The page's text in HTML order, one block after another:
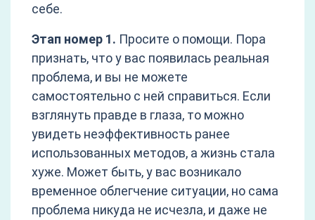
себе.
Этап номер 1. Просите о помощи. Пора
признать, что у вас появилась реальная
проблема, и вы не можете
самостоятельно с ней справиться. Если
взглянуть правде в глаза, то можно
увидеть неэффективность ранее
использованных методов, а жизнь стала
хуже. Может быть, у вас возникало
временное облегчение ситуации, но сама
проблема никуда не исчезла, и даже не